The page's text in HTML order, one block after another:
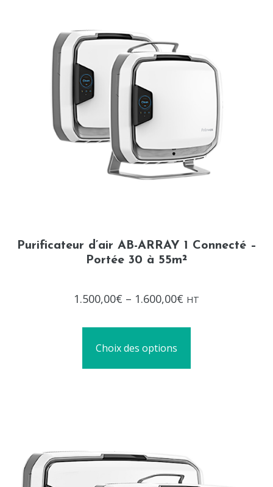
Purificateur d’air AB-ARRAY 1 Connecté –
Portée 30 à 55m²
0
sur
1.500,00€ – 1.600,00€ HT
Choix des options